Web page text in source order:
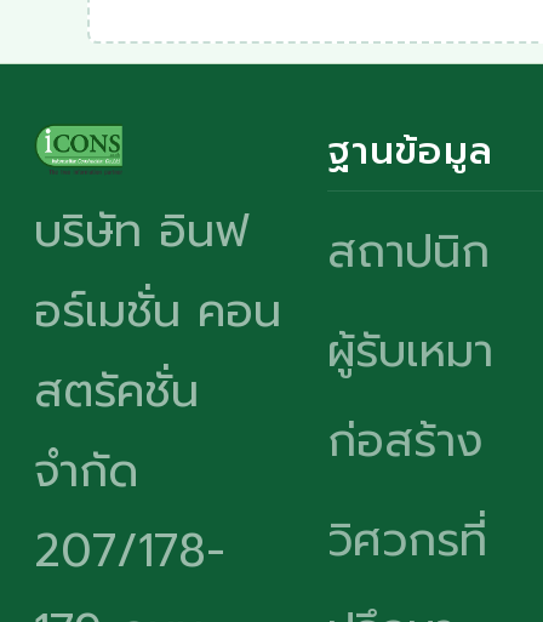
บริษัท อินฟ
อร์เมชั่น คอน
สตรัคชั่น
จำกัด
207/178-
ฐานข้อมูล
สถาปนิก
ผู้รับเหมา
ก่อสร้าง
วิศวกรที่